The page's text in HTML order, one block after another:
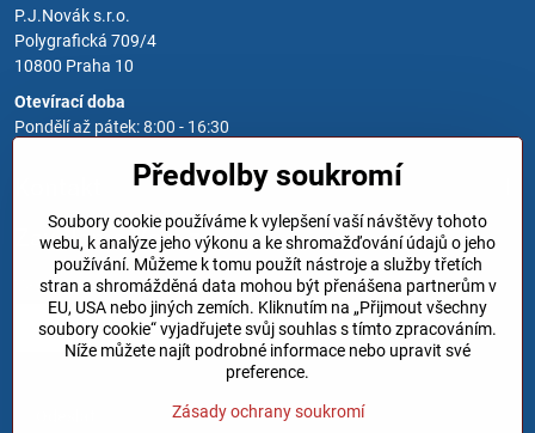
P.J.Novák s.r.o.
Polygrafická 709/4
10800 Praha 10
Otevírací doba
Pondělí až pátek: 8:00 - 16:30
Zavoláme Vám zpět
Váš telefon*
Předvolby soukromí
Soubory cookie používáme k vylepšení vaší návštěvy tohoto
webu, k analýze jeho výkonu a ke shromažďování údajů o jeho
používání. Můžeme k tomu použít nástroje a služby třetích
stran a shromážděná data mohou být přenášena partnerům v
EU, USA nebo jiných zemích. Kliknutím na „Přijmout všechny
soubory cookie“ vyjadřujete svůj souhlas s tímto zpracováním.
Níže můžete najít podrobné informace nebo upravit své
preference.
Zásady ochrany soukromí